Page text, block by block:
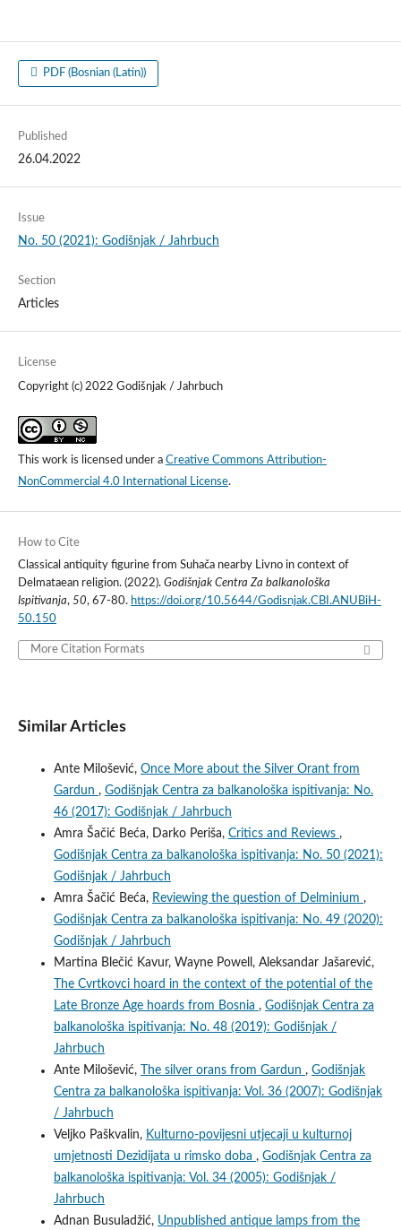
PDF (Bosnian (Latin))
Published
26.04.2022
Issue
No. 50 (2021): Godišnjak / Jahrbuch
Section
Articles
License
Copyright (c) 2022 Godišnjak / Jahrbuch
This work is licensed under a Creative Commons Attribution-
NonCommercial 4.0 International License.
How to Cite
Classical antiquity figurine from Suhača nearby Livno in context of
Delmataean religion. (2022). Godišnjak Centra Za balkanološka
Ispitivanja, 50, 67-80. https://doi.org/10.5644/Godisnjak.CBI.ANUBiH-
50.150
More Citation Formats
Similar Articles
Ante Milošević, Once More about the Silver Orant from
Gardun , Godišnjak Centra za balkanološka ispitivanja: No.
46 (2017): Godišnjak / Jahrbuch
Amra Šačić Beća, Darko Periša, Critics and Reviews ,
Godišnjak Centra za balkanološka ispitivanja: No. 50 (2021):
Godišnjak / Jahrbuch
Amra Šačić Beća, Reviewing the question of Delminium ,
Godišnjak Centra za balkanološka ispitivanja: No. 49 (2020):
Godišnjak / Jahrbuch
Martina Blečić Kavur, Wayne Powell, Aleksandar Jašarević,
The Cvrtkovci hoard in the context of the potential of the
Late Bronze Age hoards from Bosnia , Godišnjak Centra za
balkanološka ispitivanja: No. 48 (2019): Godišnjak /
Jahrbuch
Ante Milošević,
The silver orans from Gardun , Godišnjak
Centra za balkanološka ispitivanja: Vol. 36 (2007): Godišnjak
/ Jahrbuch
Veljko Paškvalin, Kulturno-povijesni utjecaji u kulturnoj
umjetnosti Dezidijata u rimsko doba , Godišnjak Centra za
balkanološka ispitivanja: Vol. 34 (2005): Godišnjak /
Jahrbuch
Adnan Busuladžić, Unpublished antique lamps from the